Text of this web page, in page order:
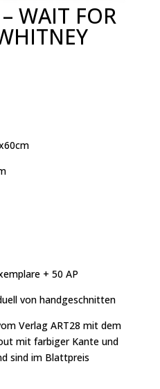
WAIT FOR
+ 50 AP
von handgeschnitten
Verlag ART28 mit dem
mit farbiger Kante und
sind im Blattpreis